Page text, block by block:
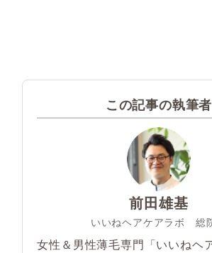
この記事の執筆者
前田雄基
いいねヘアケアラボ 総
女性＆男性薄毛専門「いいねヘ